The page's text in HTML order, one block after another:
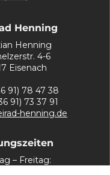
Henning
Henning
4-6
Eisenach
91) 78 47 38
91) 73 37 91
henning.de
– Freitag: